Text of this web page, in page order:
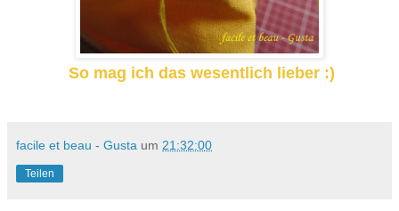
So mag ich das wesentlich lieber :)
facile et beau - Gusta um 21:32:00
Teilen